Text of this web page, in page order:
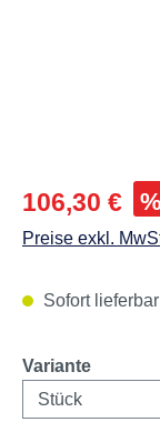
Abbildungen
Verkaufspreis:
106,30 € %
Preise exkl.
Sofort lieferbar
Variante